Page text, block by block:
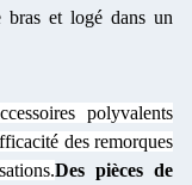
bras et logé dans un
polyvalents
des remorques
Des pièces de